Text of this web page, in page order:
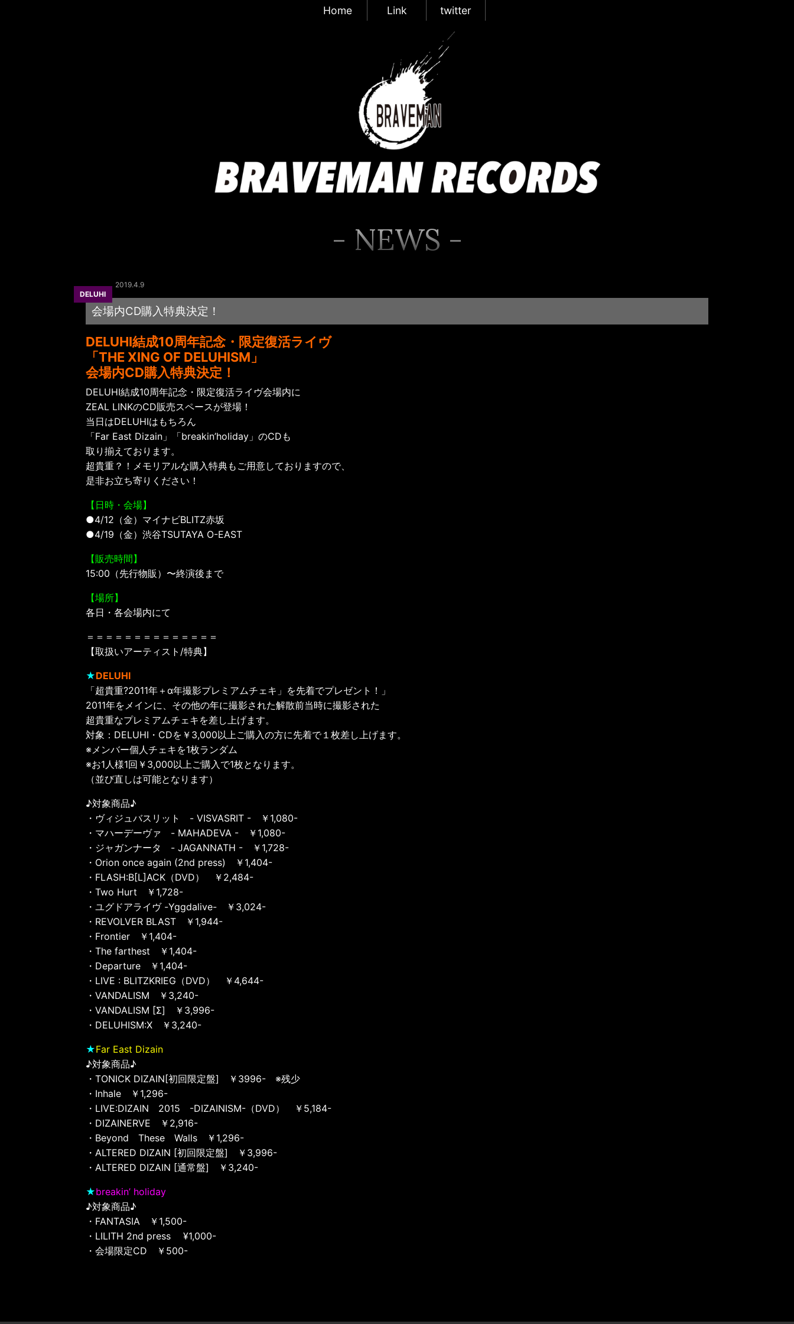
Home Link twitter
- NEWS -
2019.4.9
会場内CD購入特典決定！
DELUHI結成10周年記念・限定復活ライヴ
「THE XING OF DELUHISM」
会場内CD購入特典決定！
DELUHI結成10周年記念・限定復活ライヴ会場内に
ZEAL LINKのCD販売スペースが登場！
当日はDELUHIはもちろん
「Far East Dizain」「breakin’holiday」のCDも
取り揃えております。
超貴重？！メモリアルな購入特典もご用意しておりますので、
是非お立ち寄りください！
【日時・会場】
●4/12（金）マイナビBLITZ赤坂
●4/19（金）渋谷TSUTAYA O-EAST
【販売時間】
15:00（先行物販）〜終演後まで
【場所】
各日・各会場内にて
＝＝＝＝＝＝＝＝＝＝＝＝＝＝
【取扱いアーティスト/特典】
★DELUHI
「超貴重?2011年＋α年撮影プレミアムチェキ」を先着でプレゼント！」
2011年をメインに、その他の年に撮影された解散前当時に撮影された
超貴重なプレミアムチェキを差し上げます。
対象：DELUHI・CDを￥3,000以上ご購入の方に先着で１枚差し上げます。
※メンバー個人チェキを1枚ランダム
※お1人様1回￥3,000以上ご購入で1枚となります。
（並び直しは可能となります）
♪対象商品♪
・ヴィジュバスリット - VISVASRIT - ￥1,080-
・マハーデーヴァ - MAHADEVA - ￥1,080-
・ジャガンナータ - JAGANNATH - ￥1,728-
・Orion once again (2nd press) ￥1,404-
・FLASH:B[L]ACK（DVD） ￥2,484-
・Two Hurt ￥1,728-
・ユグドアライヴ -Yggdalive- ￥3,024-
・REVOLVER BLAST ￥1,944-
・Frontier ￥1,404-
・The farthest ￥1,404-
・Departure ￥1,404-
・LIVE : BLITZKRIEG（DVD） ￥4,644-
・VANDALISM ￥3,240-
・VANDALISM [Σ] ￥3,996-
・DELUHISM:X ￥3,240-
★Far East Dizain
♪対象商品♪
・TONICK DIZAIN[初回限定盤] ￥3996- ※残少
・Inhale ￥1,296-
・LIVE:DIZAIN 2015 -DIZAINISM-（DVD） ￥5,184-
・DIZAINERVE ￥2,916-
・Beyond These Walls ￥1,296-
・ALTERED DIZAIN [初回限定盤] ￥3,996-
・ALTERED DIZAIN [通常盤] ￥3,240-
★breakin’ holiday
♪対象商品♪
・FANTASIA ￥1,500-
・LILITH 2nd press ¥1,000-
・会場限定CD ￥500-